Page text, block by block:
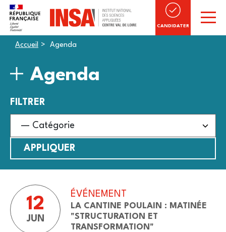
CANDIDATER
Accueil Agenda
Agenda
FILTRER
12
JUN
ÉVÉNEMENT
LA CANTINE POULAIN : MATINÉE
"STRUCTURATION ET
TRANSFORMATION"